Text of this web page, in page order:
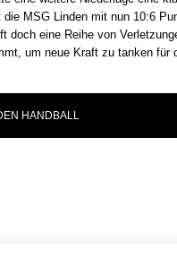
die MSG Linden mit nun 10:6
doch eine Reihe von
um neue Kraft zu tanken für
HANDBALL